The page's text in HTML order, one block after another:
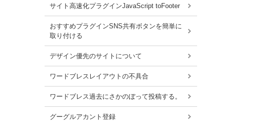
サイト高速化プラグインJavaScript toFooter
おすすめプラグインSNS共有ボタンを簡単に
取り付ける
デザイン優先のサイトについて
ワードブレスレイアウトの不具合
ワードブレス過去にさかのぼって投稿する。
グーグルアカント登録